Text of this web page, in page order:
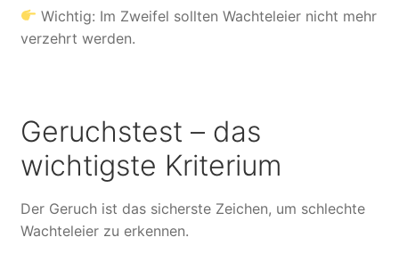
Wichtig: Im Zweifel sollten Wachteleier nicht mehr
verzehrt werden.
Geruchstest – das
wichtigste Kriterium
Der Geruch ist das sicherste Zeichen, um schlechte
Wachteleier zu erkennen.